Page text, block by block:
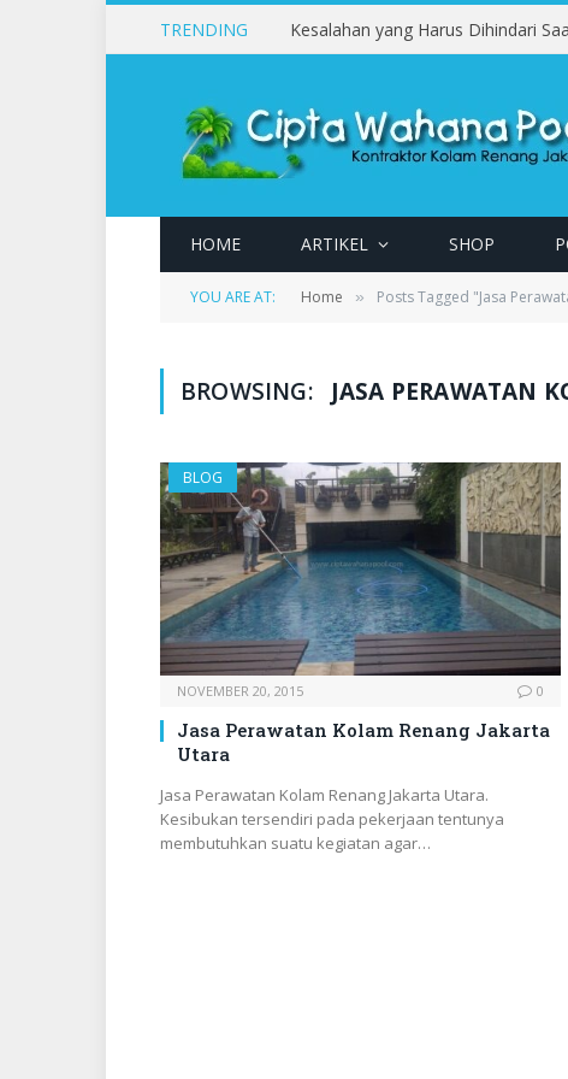
TRENDING
HOME ARTIKEL SHOP
YOU ARE AT: Home » Posts Tagged "Jasa
BROWSING: JASA PERAWATAN
BLOG
NOVEMBER 20, 2015 0
Jasa Perawatan Kolam Renang Jakarta
Utara
Jasa Perawatan Kolam Renang Jakarta Utara.
Kesibukan tersendiri pada pekerjaan tentunya
membutuhkan suatu kegiatan agar…